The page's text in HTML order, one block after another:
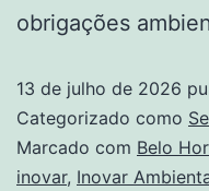
obrigações
13 de julho de 2026
Categorizado como
Marcado com Belo
inovar, Inovar